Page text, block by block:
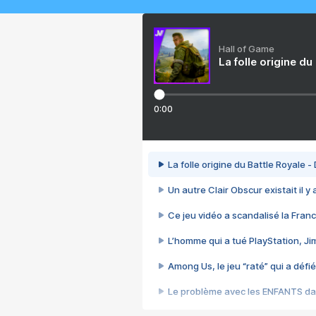
Hall of Game
La folle origine
0:00
La folle origine du Battle Royale -
Un autre Clair Obscur existait il y
Ce jeu vidéo a scandalisé la
L’homme qui a tué PlayStation,
Among Us, le jeu “raté” qui a
Le problème avec les ENFANTS